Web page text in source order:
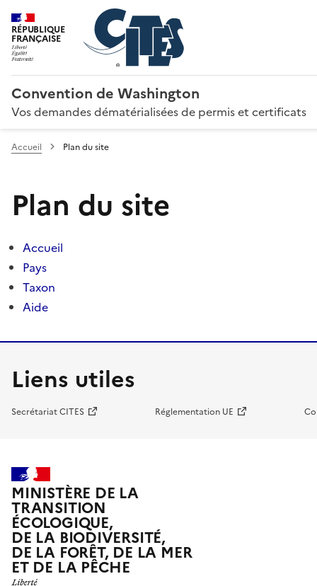
RÉPUBLIQUE
FRANÇAISE
Convention de Washington
Vos demandes dématérialisées de permis et certificats
Accueil Plan du site
Plan du site
Accueil
Pays
Taxon
Aide
Liens utiles
Secrétariat CITES Réglementation UE
MINISTÈRE DE LA
TRANSITION
ÉCOLOGIQUE,
DE LA BIODIVERSITÉ,
DE LA FORÊT, DE LA MER
ET DE LA PÊCHE